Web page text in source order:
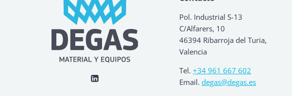
Pol. Industrial S-13
C/Alfarers, 10
46394 Ribarroja del Turia,
Valencia
Tel. +34 961 667 602
Email. degas@degas.es